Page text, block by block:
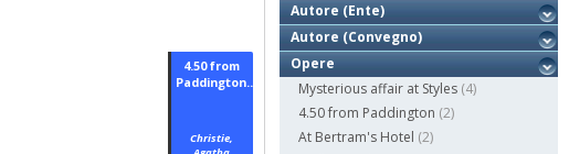
4.50 from
Paddington...
Christie,
Autore (Ente)
Autore (Convegno)
Opere
Mysterious affair at Styles (4)
4.50 from Paddington (2)
At Bertram's Hotel (2)